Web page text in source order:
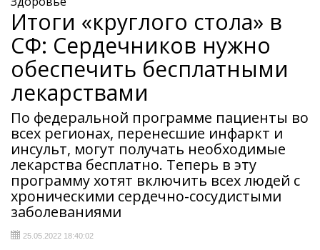
Итоги «круглого стола» в
СФ: Сердечников нужно
обеспечить бесплатными
лекарствами
По федеральной программе пациенты во
всех регионах, перенесшие инфаркт и
инсульт, могут получать необходимые
лекарства бесплатно. Теперь в эту
программу хотят включить всех людей с
хроническими сердечно-сосудистыми
заболеваниями
25.05.2022 18:40:02